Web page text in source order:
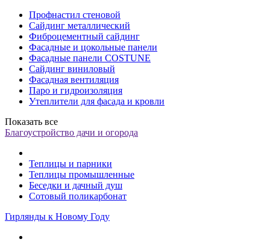
Профнастил стеновой
Сайдинг металлический
Фиброцементный сайдинг
Фасадные и цокольные панели
Фасадные панели COSTUNE
Сайдинг виниловый
Фасадная вентиляция
Паро и гидроизоляция
Утеплители для фасада и кровли
Показать все
Благоустройство дачи и огорода
Теплицы и парники
Теплицы промышленные
Беседки и дачный душ
Сотовый поликарбонат
Гирлянды к Новому Году